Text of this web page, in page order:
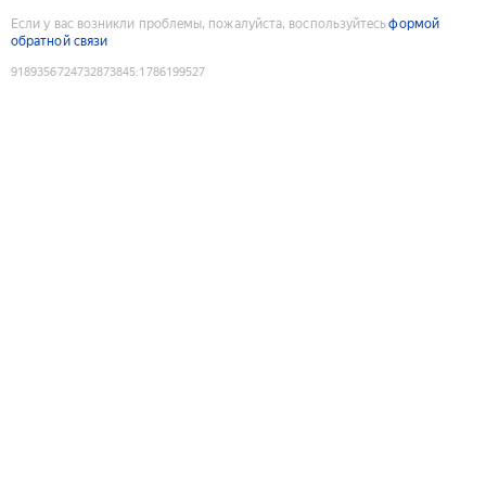
Если у вас возникли проблемы, пожалуйста, воспользуйтесьформой
обратной связи
9189356724732873845:1786199527